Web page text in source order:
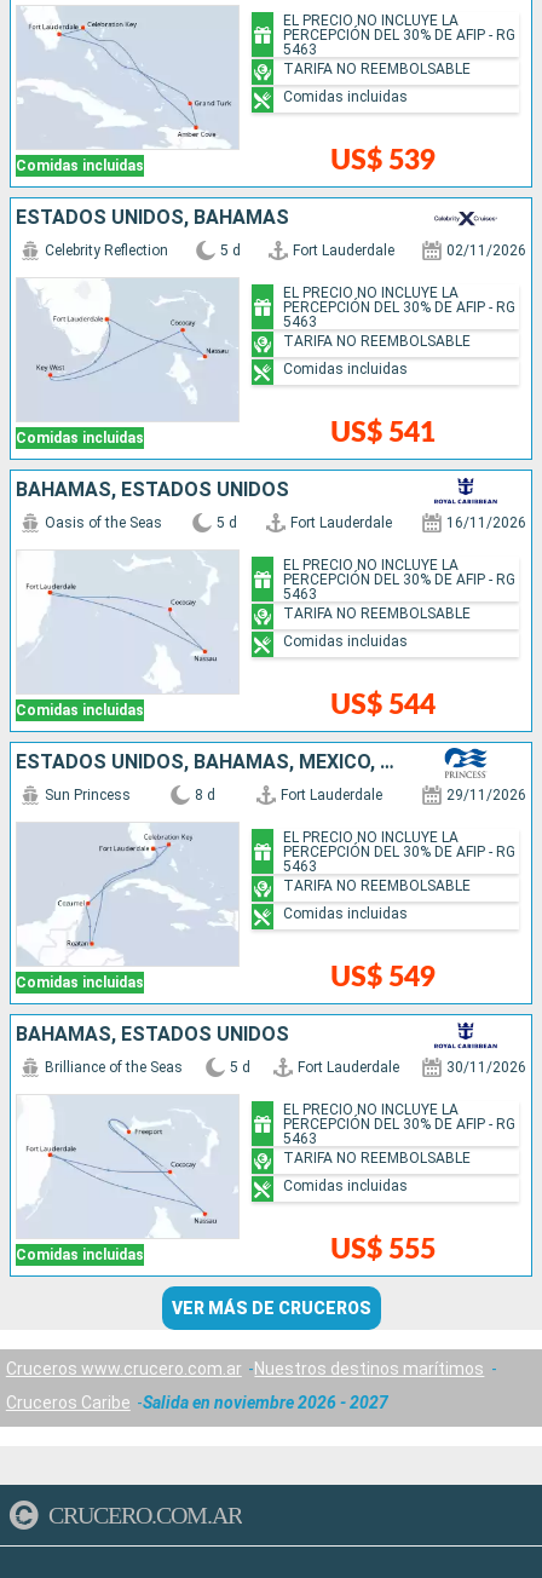
Comidas incluidas US$ 539
EL PRECIO NO INCLUYE LA
PERCEPCIÓN DEL 30% DE AFIP - RG
5463
TARIFA NO REEMBOLSABLE
Comidas incluidas
ESTADOS UNIDOS, BAHAMAS
Comidas incluidas
Celebrity Reflection 5 d Fort Lauderdale 02/11/2026
US$ 541
EL PRECIO NO INCLUYE LA
PERCEPCIÓN DEL 30% DE AFIP - RG
5463
TARIFA NO REEMBOLSABLE
Comidas incluidas
BAHAMAS, ESTADOS UNIDOS
Comidas incluidas
Oasis of the Seas 5 d Fort Lauderdale 16/11/2026
US$ 544
EL PRECIO NO INCLUYE LA
PERCEPCIÓN DEL 30% DE AFIP - RG
5463
TARIFA NO REEMBOLSABLE
Comidas incluidas
ESTADOS UNIDOS, BAHAMAS, MÉXICO, HONDURAS
Comidas incluidas
Sun Princess 8 d Fort Lauderdale 29/11/2026
US$ 549
EL PRECIO NO INCLUYE LA
PERCEPCIÓN DEL 30% DE AFIP - RG
5463
TARIFA NO REEMBOLSABLE
Comidas incluidas
BAHAMAS, ESTADOS UNIDOS
Comidas incluidas
Brilliance of the Seas 5 d Fort Lauderdale 30/11/2026
US$ 555
EL PRECIO NO INCLUYE LA
PERCEPCIÓN DEL 30% DE AFIP - RG
5463
TARIFA NO REEMBOLSABLE
Comidas incluidas
VER MÁS DE CRUCEROS
Cruceros www.crucero.com.ar
Nuestros destinos marítimos
Cruceros Caribe
Salida en noviembre 2026 - 2027
CRUCERO.COM.AR